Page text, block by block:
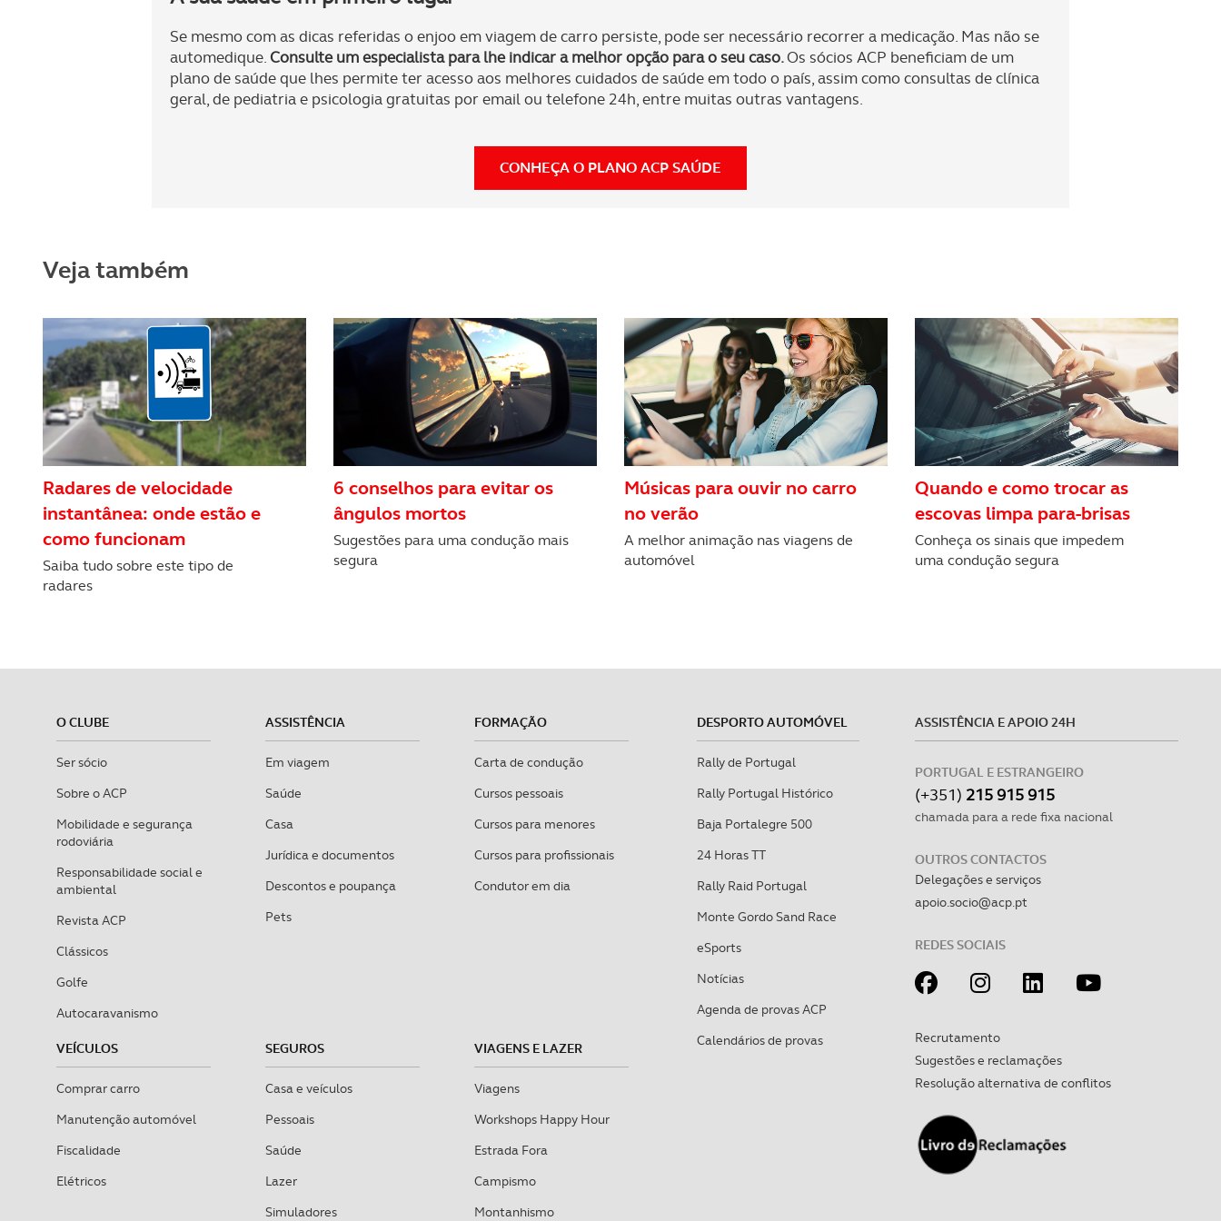
Realçamos que o bloqueio de certo tipo de Cookies e tecnologias similares pode ter impacto na sua experiência de
navegação no Website e nos serviços disponibilizados.
Se mesmo com as dicas referidas o enjoo em viagem de carro persiste, pode ser necessário recorrer a medicação. Mas não se
automedique.Consulte um especialista para lhe indicar a melhor opção para o seu caso.Os sócios ACP beneficiam de um
plano de saúde que lhes permite ter acesso aos melhores cuidados de saúde em todo o país, assim como consultas de clínica
geral, de pediatria e psicologia gratuitas por email ou telefone 24h, entre muitas outras vantagens.
CONHEÇA O PLANO ACP SAÚDE
Veja também
Radares de velocidade
instantânea: onde estão e
como funcionam
Saiba tudo sobre este tipo de
radares
6 conselhos para evitar os
ângulos mortos
Sugestões para uma condução mais
segura
Músicas para ouvir no carro
no verão
A melhor animação nas viagens de
automóvel
Quando e como trocar as
escovas limpa para-brisas
Conheça os sinais que impedem
uma condução segura
O CLUBE
Ser sócio
Sobre o ACP
Mobilidade e segurança
rodoviária
Responsabilidade social e
ambiental
Revista ACP
Clássicos
Golfe
Autocaravanismo
ASSISTÊNCIA
Em viagem
Saúde
Casa
Jurídica e documentos
Descontos e poupança
Pets
FORMAÇÃO
Carta de condução
Cursos pessoais
Cursos para menores
Cursos para profissionais
Condutor em dia
VEÍCULOS
Comprar carro
Manutenção automóvel
Fiscalidade
Elétricos
SEGUROS
Casa e veículos
Pessoais
Saúde
Lazer
Simuladores
VIAGENS E LAZER
Viagens
Workshops Happy Hour
Estrada Fora
Campismo
Montanhismo
DESPORTO AUTOMÓVEL
Rally de Portugal
Rally Portugal Histórico
Baja Portalegre 500
24 Horas TT
Rally Raid Portugal
Monte Gordo Sand Race
eSports
Notícias
Agenda de provas ACP
Calendários de provas
ASSISTÊNCIA E APOIO 24H
PORTUGAL E ESTRANGEIRO
(+351) 215 915 915
chamada para a rede fixa nacional
OUTROS CONTACTOS
Delegações e serviços
apoio.socio@acp.pt
REDES SOCIAIS
Recrutamento
Sugestões e reclamações
Resolução alternativa de conflitos